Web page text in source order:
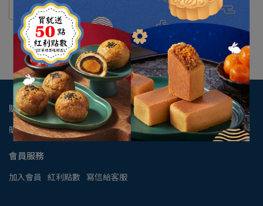
選購
購物相關
購物說明 退換商品 付款/運送 發票說明 隱私權保護政策
會員服務
加入會員 紅利點數 寫信給客服